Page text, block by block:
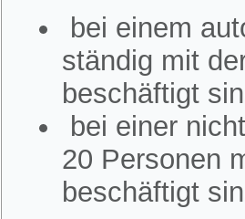
bei einem
ständig mit
beschäftigt
bei einer
20 Personen
beschäftigt